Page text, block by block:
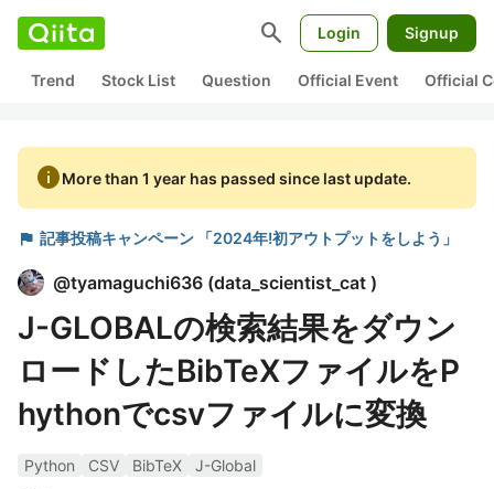
search Login Signup
Trend Stock List Question Official Event Official
infoMore than 1 year has passed since last update.
flag 記事投稿キャンペーン 「2024年!初アウトプットをしよう」
@tyamaguchi636 (data_scientist_cat )
J-GLOBALの検索結果をダウン
ロードしたBibTeXファイルをP
hythonでcsvファイルに変換
Python CSV BibTeX
J-Global